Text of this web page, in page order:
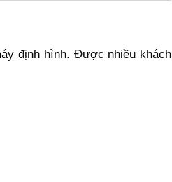
định hình. Được nhiều khách